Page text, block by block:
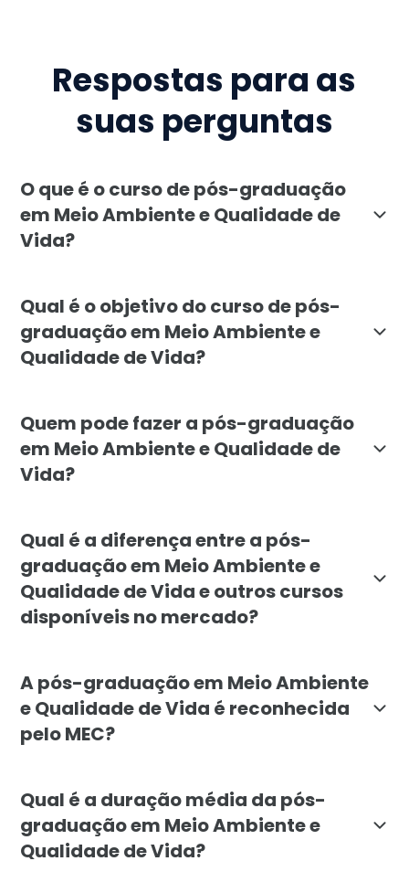
Respostas para as
suas perguntas
O que é o curso de pós-graduação
em Meio Ambiente e Qualidade de
Vida?
Qual é o objetivo do curso de pós-
graduação em Meio Ambiente e
Qualidade de Vida?
Quem pode fazer a pós-graduação
em Meio Ambiente e Qualidade de
Vida?
Qual é a diferença entre a pós-
graduação em Meio Ambiente e
Qualidade de Vida e outros cursos
disponíveis no mercado?
A pós-graduação em Meio Ambiente
e Qualidade de Vida é reconhecida
pelo MEC?
Qual é a duração média da pós-
graduação em Meio Ambiente e
Qualidade de Vida?